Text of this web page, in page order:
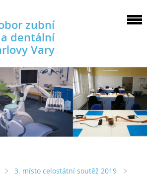
zubní
dentální
Vary
3. místo celostátní soutěž 2019